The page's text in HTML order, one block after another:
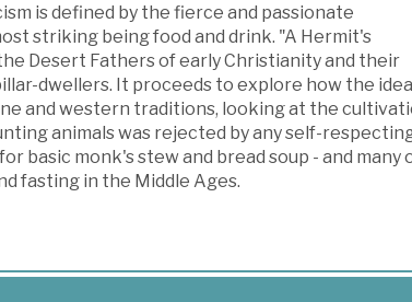
is defined by the fierce and passionate
striking being food and drink. "A Hermit's
Desert Fathers of early Christianity and their
dwellers. It proceeds to explore how the
and western traditions, looking at the
animals was rejected by any self-
basic monk's stew and bread soup - and many
fasting in the Middle Ages.